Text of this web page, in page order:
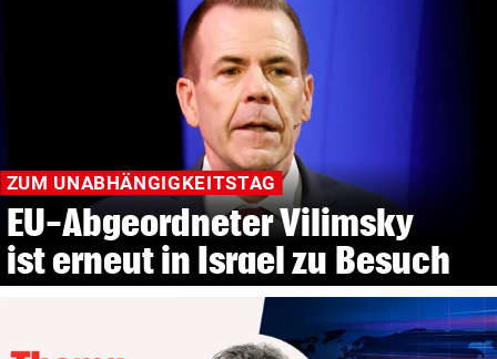
ZUM UNABHÄNGIGKEITSTAG
EU-Abgeordneter Vilimsky
ist erneut in Israel zu Besuch